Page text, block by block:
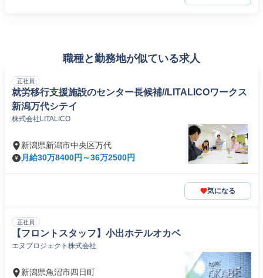
職種と勤務地が似ている求人
正社員
就労移行支援施設のセンター長候補//LITALICOワークス
新潟万代シテイ
株式会社LITALICO
新潟県新潟市中央区万代
月給30万8400円～36万2500円
気になる
正社員
【フロントスタッフ】小出ホテルオカベ
エヌプロジェクト株式会社
新潟県魚沼市四日町